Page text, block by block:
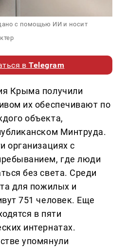
с помощью ИИ и носит
вTelegram
Крыма получили
их обеспечивают по
объекта,
Минтруда.
организациях с
где люди
без света. Среди
для пожилых и
751 человек. Еще
в пяти
интернатах.
упомянули